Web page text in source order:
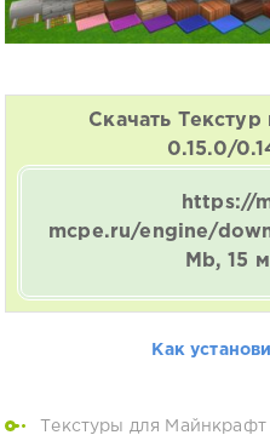
Скачать
0.15.0/
https://
mcpe.ru/engine/
Mb, 15
Как
Текстуры для